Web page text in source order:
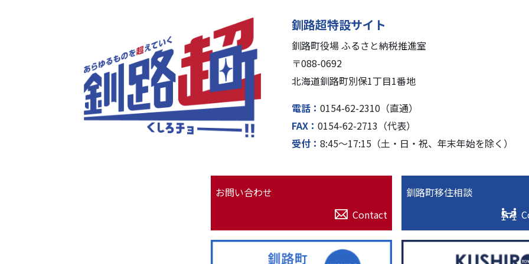
釧路超特設サイト
釧路町役場 ふるさと納税推進室
〒088-0692
北海道釧路町別保1丁⽬1番地
電話
0154-62-2310（直通）
FAX
0154-62-2713（代表）
受付
8:45〜17:15（⼟・⽇・祝、年末年始を除く）
お問い合わせ
Contact
釧路町移住相談